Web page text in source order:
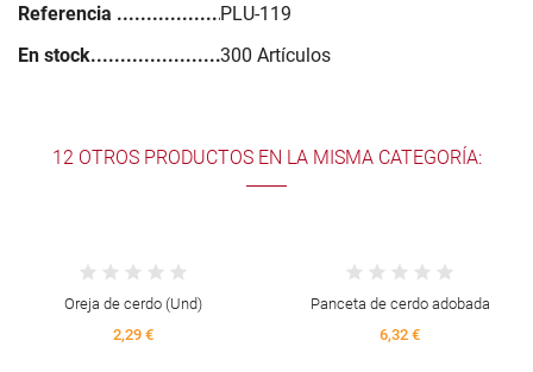
Referencia
PLU-119
En stock
300 Artículos
12 OTROS PRODUCTOS EN LA MISMA CATEGORÍA:
Oreja de cerdo (Und)
2,29 €
Panceta de cerdo adobada
6,32 €